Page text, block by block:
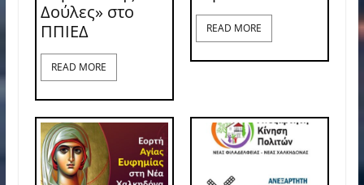
Δούλες» στο
ΠΠΙΕΔ
READ MORE
READ MORE